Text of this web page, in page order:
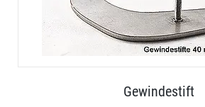
Gewindestift